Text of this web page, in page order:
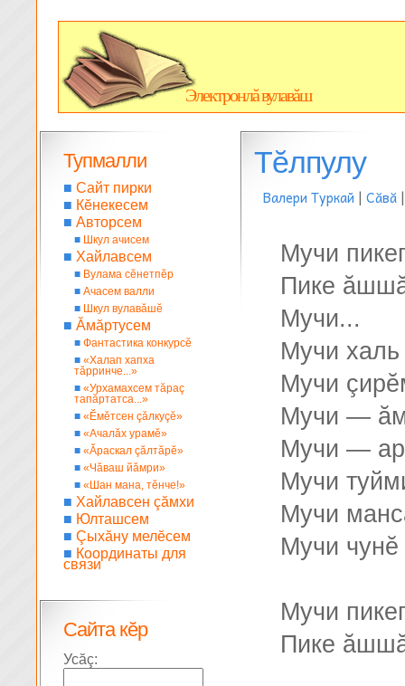
Электронлă вулавăш
Тĕлпулу
Валери Туркай | Сăвă
Мучи
Пике
Мучи...
Мучи
Мучи
Мучи —
Мучи —
Мучи
Мучи
Мучи
Мучи
Пике
Тупмалли
■ Сайт пирки
■ Кĕнекесем
■ Авторсем
■ Шкул ачисем
■ Хайлавсем
■ Вулама сĕнетпĕр
■ Ачасем валли
■ Шкул вулавăшĕ
■ Ăмăртусем
■ Фантастика конкурсĕ
■ «Халап хапха
тăрринче...»
■ «Урхамахсем тăраç
тапăртатса...»
■ «Ĕмĕтсен çăлкуçĕ»
■ «Ачалăх урамĕ»
■ «Ăраскал çăлтăрĕ»
■ «Чăваш йăмри»
■ «Шан мана, тĕнче!»
■ Хайлавсен çăмхи
■ Юлташсем
■ Çыхăну мелĕсем
■ Координаты для
связи
Сайта кĕр
Усăç: